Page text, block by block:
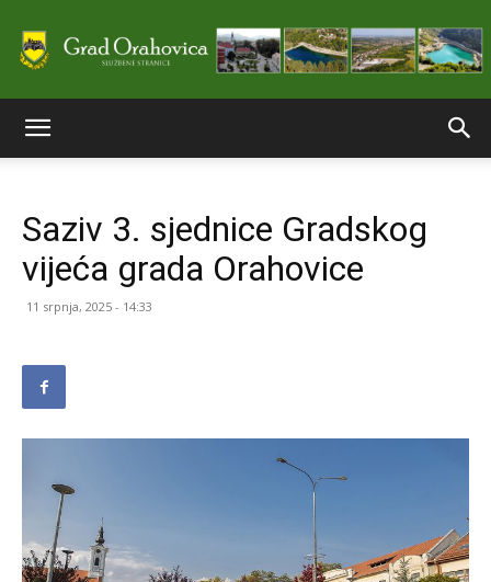
stranice
Saziv 3. sjednice Gradskog
vijeća grada Orahovice
11 srpnja, 2025 - 14:33